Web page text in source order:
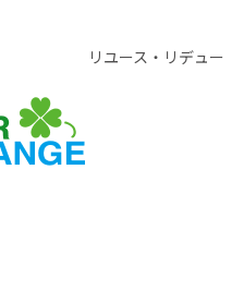
リユース・リデュー